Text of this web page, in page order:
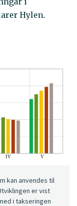
Hylen.
kan anvendes til
er vist
i takseringen